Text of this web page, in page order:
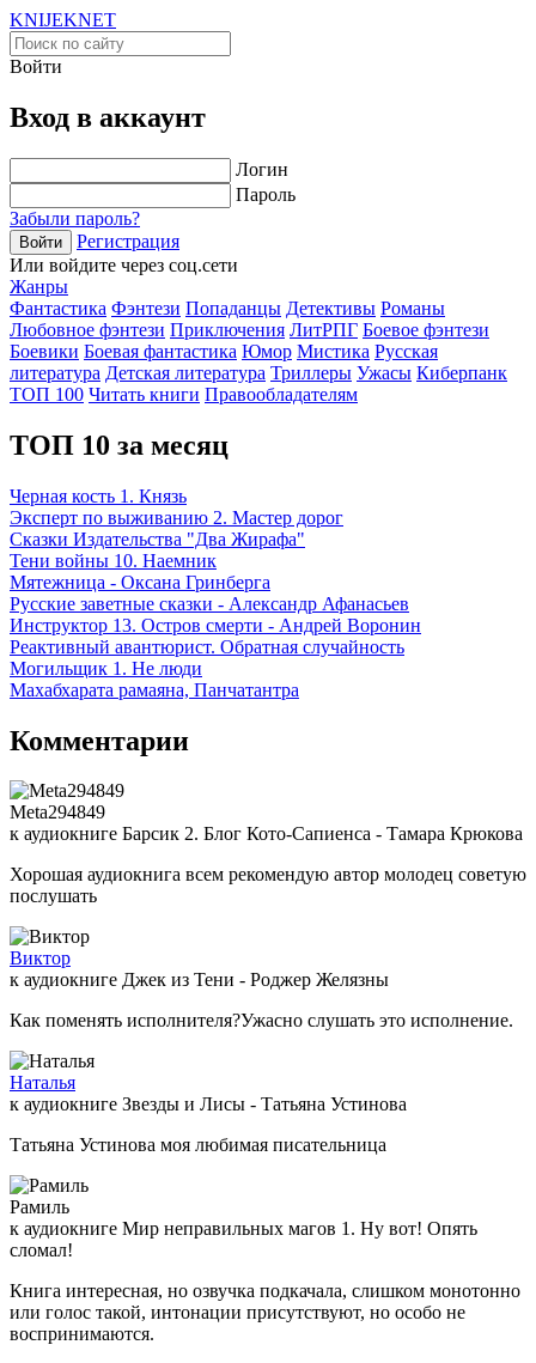
KNIJEKNET
Войти
Вход в аккаунт
Логин
Пароль
Забыли пароль?
Войти
Регистрация
Или войдите через соц.сети
Жанры
Фантастика Фэнтези Попаданцы Детективы Романы
Любовное фэнтези Приключения ЛитРПГ Боевое фэнтези
Боевики Боевая фантастика Юмор Мистика Русская
литература Детская литература Триллеры Ужасы Киберпанк
ТОП 100 Читать книги Правообладателям
ТОП 10 за месяц
Черная кость 1. Князь
Эксперт по выживанию 2. Мастер дорог
Сказки Издательства "Два Жирафа"
Тени войны 10. Наемник
Мятежница - Оксана Гринберга
Русские заветные сказки - Александр Афанасьев
Инструктор 13. Остров смерти - Андрей Воронин
Реактивный авантюрист. Обратная случайность
Могильщик 1. Не люди
Махабхарата рамаяна, Панчатантра
Комментарии
Meta294849
к аудиокниге Барсик 2. Блог Кото-Сапиенса - Тамара Крюкова
Хорошая аудиокнига всем рекомендую автор молодец советую
послушать
Виктор
к аудиокниге Джек из Тени - Роджер Желязны
Как поменять исполнителя?Ужасно слушать это исполнение.
Наталья
к аудиокниге Звезды и Лисы - Татьяна Устинова
Татьяна Устинова моя любимая писательница
Рамиль
к аудиокниге Мир неправильных магов 1. Ну вот! Опять
сломал!
Книга интересная, но озвучка подкачала, слишком монотонно
или голос такой, интонации присутствуют, но особо не
воспринимаются.